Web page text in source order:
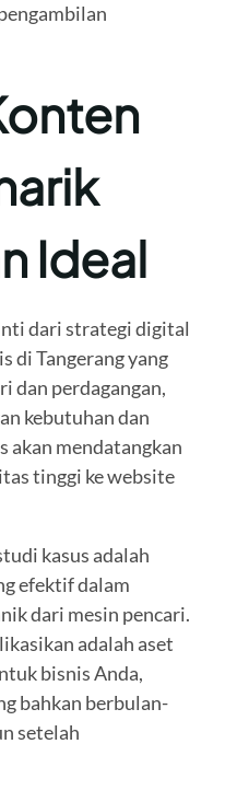
Ideal
dari strategi digital
di Tangerang yang
dan perdagangan,
kebutuhan dan
akan mendatangkan
tinggi ke website
kasus adalah
efektif dalam
dari mesin pencari.
adalah aset
bisnis Anda,
bahkan berbulan-
setelah